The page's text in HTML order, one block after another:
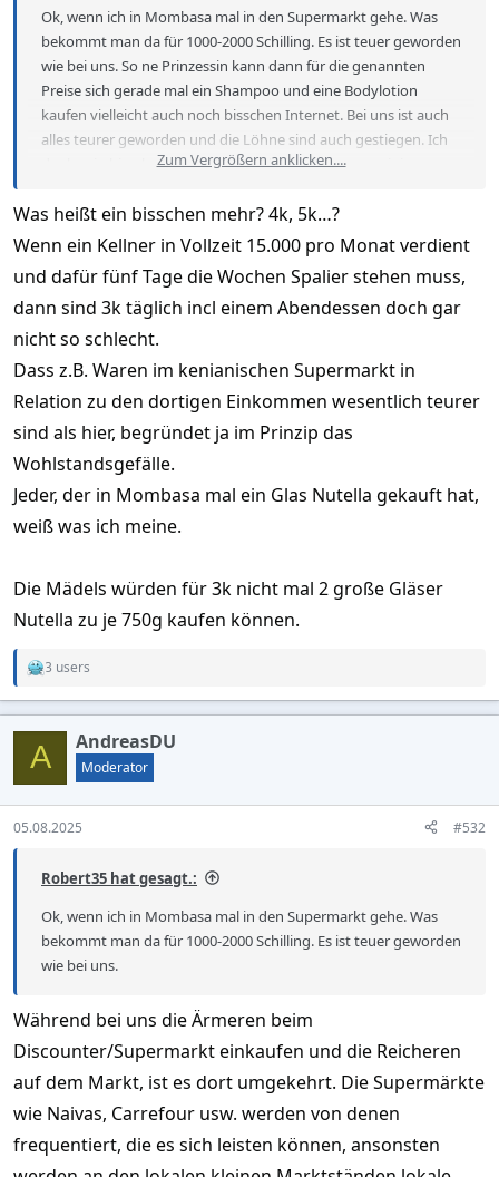
Ok, wenn ich in Mombasa mal in den Supermarkt gehe. Was
bekommt man da für 1000-2000 Schilling. Es ist teuer geworden
wie bei uns. So ne Prinzessin kann dann für die genannten
Preise sich gerade mal ein Shampoo und eine Bodylotion
kaufen vielleicht auch noch bisschen Internet. Bei uns ist auch
alles teurer geworden und die Löhne sind auch gestiegen. Ich
denke ein bisschen mehr das wird keinen von uns ruinieren.
Zum Vergrößern anklicken....
Was heißt ein bisschen mehr? 4k, 5k…?
Wenn ein Kellner in Vollzeit 15.000 pro Monat verdient
und dafür fünf Tage die Wochen Spalier stehen muss,
dann sind 3k täglich incl einem Abendessen doch gar
nicht so schlecht.
Dass z.B. Waren im kenianischen Supermarkt in
Relation zu den dortigen Einkommen wesentlich teurer
sind als hier, begründet ja im Prinzip das
Wohlstandsgefälle.
Jeder, der in Mombasa mal ein Glas Nutella gekauft hat,
weiß was ich meine.
Die Mädels würden für 3k nicht mal 2 große Gläser
Nutella zu je 750g kaufen können.
R
c
o
:
3 users
A AndreasDU
Moderator
05.08.2025 #532
Robert35 hat gesagt.:
Ok, wenn ich in Mombasa mal in den Supermarkt gehe. Was
bekommt man da für 1000-2000 Schilling. Es ist teuer geworden
wie bei uns.
Während bei uns die Ärmeren beim
Discounter/Supermarkt einkaufen und die Reicheren
auf dem Markt, ist es dort umgekehrt. Die Supermärkte
wie Naivas, Carrefour usw. werden von denen
frequentiert, die es sich leisten können, ansonsten